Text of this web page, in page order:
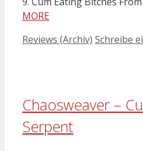
MORE
Kategorien
Reviews (Archiv) Schreibe
Chaosweaver –
Serpent